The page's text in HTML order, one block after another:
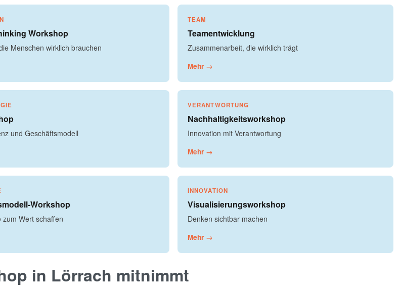
Workshop
Menschen wirklich brauchen
TEAM
Teamentwicklung
Zusammenarbeit, die wirklich trägt
Mehr →
und Geschäftsmodell
VERANTWORTUNG
Nachhaltigkeitsworkshop
Innovation mit Verantwortung
Mehr →
Workshop
zum Wert schaffen
INNOVATION
Visualisierungsworkshop
Denken sichtbar machen
Mehr →
in Lörrach mitnimmt